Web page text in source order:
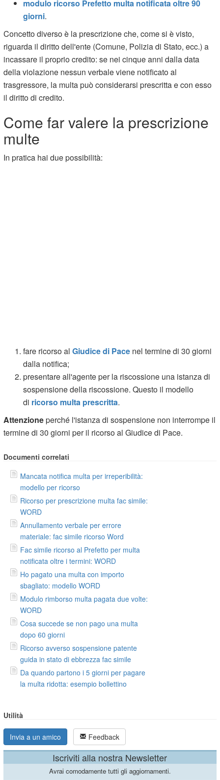
modulo ricorso Prefetto multa notificata oltre 90
giorni.
Concetto diverso è la prescrizione che, come si è visto,
riguarda il diritto dell'ente (Comune, Polizia di Stato, ecc.) a
incassare il proprio credito: se nei cinque anni dalla data
della violazione nessun verbale viene notificato al
trasgressore, la multa può considerarsi prescritta e con esso
il diritto di credito.
Come far valere la prescrizione
multe
In pratica hai due possibilità:
fare ricorso alGiudice di Pace nel termine di 30 giorni
dalla notifica;
presentare all'agente per la riscossione una istanza di
sospensione della riscossione. Questo il modello
di ricorso multa prescritta.
Attenzioneperché l'istanza di sospensione non interrompe il
termine di 30 giorni per il ricorso al Giudice di Pace.
Documenti correlati
Mancata notifica multa per irreperibilità:
modello per ricorso
Ricorso per prescrizione multa fac simile:
WORD
Annullamento verbale per errore
materiale: fac simile ricorso Word
Fac simile ricorso al Prefetto per multa
notificata oltre i termini: WORD
Ho pagato una multa con importo
sbagliato: modello WORD
Modulo rimborso multa pagata due volte:
WORD
Cosa succede se non pago una multa
dopo 60 giorni
Ricorso avverso sospensione patente
guida in stato di ebbrezza fac simile
Da quando partono i 5 giorni per pagare
la multa ridotta: esempio bollettino
Utilità
Invia a un amico Feedback
Iscriviti alla nostra Newsletter
Avrai comodamente tutti gli aggiornamenti.